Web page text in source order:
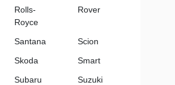
Rolls-
Royce
Rover
Santana
Scion
Skoda
Smart
Subaru
Suzuki